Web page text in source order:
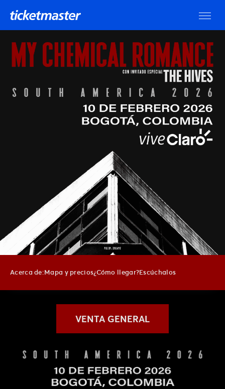
Acerca de:Mapa y precios¿Cómo llegar?Escúchalos
VENTA GENERAL